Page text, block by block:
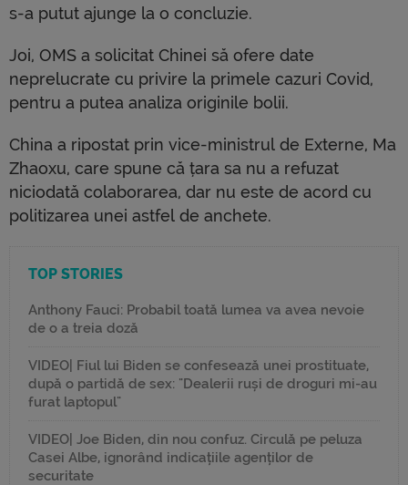
s-a putut ajunge la o concluzie.
Joi, OMS a solicitat Chinei să ofere date
neprelucrate cu privire la primele cazuri Covid,
pentru a putea analiza originile bolii.
China a ripostat prin vice-ministrul de Externe, Ma
Zhaoxu, care spune că țara sa nu a refuzat
niciodată colaborarea, dar nu este de acord cu
politizarea unei astfel de anchete.
TOP STORIES
Anthony Fauci: Probabil toată lumea va avea nevoie
de o a treia doză
VIDEO| Fiul lui Biden se confesează unei prostituate,
după o partidă de sex: "Dealerii ruși de droguri mi-au
furat laptopul"
VIDEO| Joe Biden, din nou confuz. Circulă pe peluza
Casei Albe, ignorând indicațiile agenților de
securitate